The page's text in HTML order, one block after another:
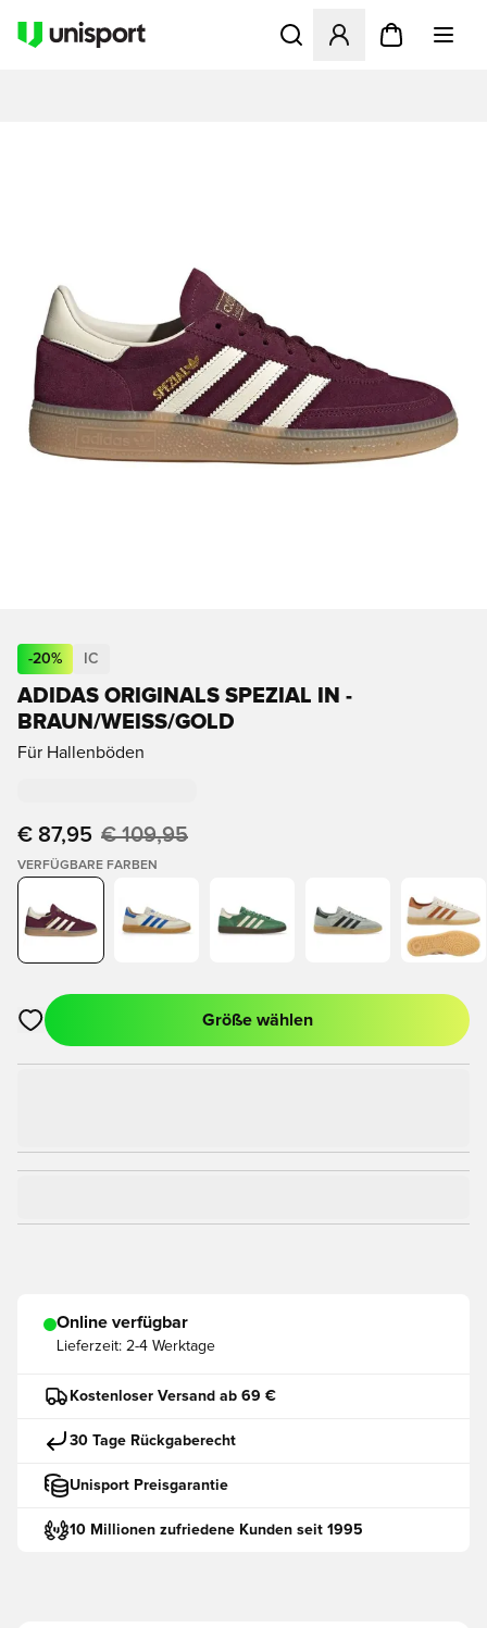
Öffnet ein Fenster zum
-20% IC
ADIDAS ORIGINALS SPEZIAL IN -
BRAUN/WEISS/GOLD
Für Hallenböden
€ 87,95 € 109,95
VERFÜGBARE FARBEN
Öffnet ein Fenster zum Anmelden oder Registrieren als
Größe wählen
Online verfügbar
Lieferzeit: 2-4 Werktage
Kostenloser Versand ab 69 €
30 Tage Rückgaberecht
Unisport Preisgarantie
10 Millionen zufriedene Kunden seit 1995